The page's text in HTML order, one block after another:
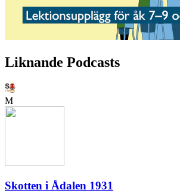
Liknande Podcasts
M
Skotten i Ådalen 1931